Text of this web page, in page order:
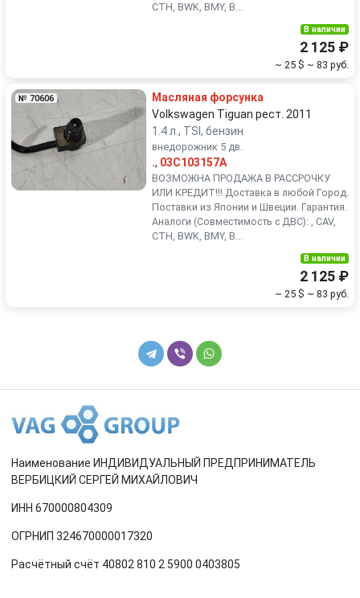
CTH, BWK, BMY, B...
В наличии
2 125 ₽
~ 25 $ ~ 83 руб.
№ 70606
Масляная форсунка
Volkswagen Tiguan рест. 2011
1.4 л., TSI, бензин
внедорожник 5 дв.
., 03C103157A
ВОЗМОЖНА ПРОДАЖА В РАССРОЧКУ
ИЛИ КРЕДИТ!!! Доставка в любой Город.
Поставки из Японии и Швеции. Гарантия.
Аналоги (Совместимость с ДВС): , CAV,
CTH, BWK, BMY, B...
В наличии
2 125 ₽
~ 25 $ ~ 83 руб.
Наименование ИНДИВИДУАЛЬНЫЙ ПРЕДПРИНИМАТЕЛЬ
ВЕРБИЦКИЙ СЕРГЕЙ МИХАЙЛОВИЧ
ИНН 670000804309
ОГРНИП 324670000017320
Расчётный счёт 40802 810 2 5900 0403805